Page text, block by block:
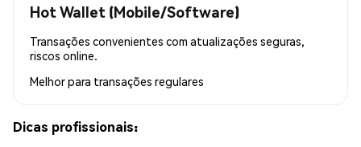
Hot Wallet (Mobile/Software)
Transações convenientes com atualizações seguras,
riscos online.
Melhor para transações regulares
Dicas profissionais: